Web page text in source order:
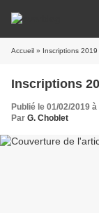
Accueil » Inscriptions 2019
Inscriptions
Publié le 01/02/2019
Par G. Choblet